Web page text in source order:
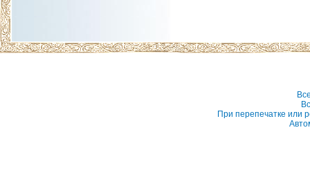
При перепечатке или